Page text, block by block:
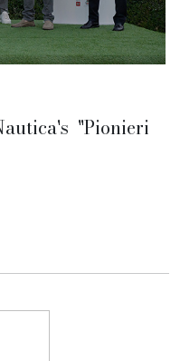
"Pionieri